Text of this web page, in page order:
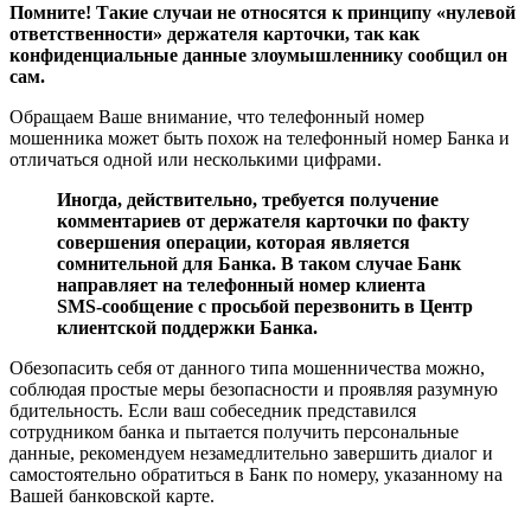
Помните! Такие случаи не относятся к принципу «нулевой
ответственности» держателя карточки, так как
конфиденциальные данные злоумышленнику сообщил он
сам.
Обращаем Ваше внимание, что телефонный номер
мошенника может быть похож на телефонный номер Банка и
отличаться одной или несколькими цифрами.
Иногда, действительно, требуется получение
комментариев от держателя карточки по факту
совершения операции, которая является
сомнительной для Банка. В таком случае Банк
направляет на телефонный номер клиента
SMS-сообщение с просьбой перезвонить в Центр
клиентской поддержки Банка.
Обезопасить себя от данного типа мошенничества можно,
соблюдая простые меры безопасности и проявляя разумную
бдительность. Если ваш собеседник представился
сотрудником банка и пытается получить персональные
данные, рекомендуем незамедлительно завершить диалог и
самостоятельно обратиться в Банк по номеру, указанному на
Вашей банковской карте.